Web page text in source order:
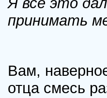
принимать
Вам,
отца смесь